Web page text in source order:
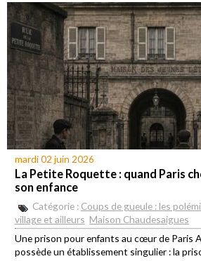
mardi 02 juin 2026
La Petite Roquette : quand Paris
son enfance
Catégorie : Coups de gueule : les
village et ailleurs Maison Chaudesaigues
Une prison pour enfants au cœur de Paris
possède un établissement singulier : la